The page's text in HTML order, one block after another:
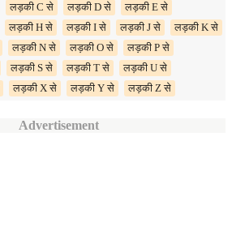
लड़की C से लड़की D से
लड़की E से
लड़की H से लड़की I से लड़की J से
लड़की K से
लड़की N से लड़की O से
लड़की P से
लड़की S से लड़की T से
लड़की U से
लड़की X से लड़की Y से लड़की Z से
Advertisement